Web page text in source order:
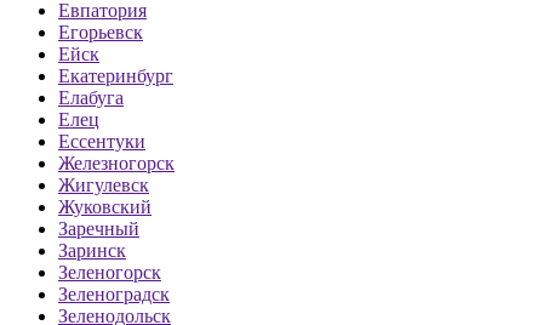
Евпатория
Егорьевск
Ейск
Екатеринбург
Елабуга
Елец
Ессентуки
Железногорск
Жигулевск
Жуковский
Заречный
Заринск
Зеленогорск
Зеленоградск
Зеленодольск